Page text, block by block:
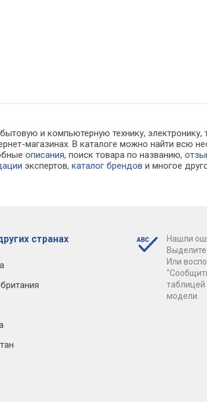
и компьютерную технику,
магазинах. В каталоге можно найти
описания, поиск товара по названию,
экспертов,каталог брендов и многое
странах
Нашли
Или
таблицей
модели.